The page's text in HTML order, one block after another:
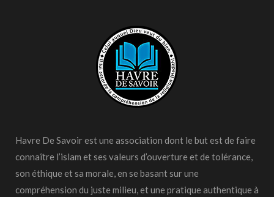
Havre De Savoir est une association dont le but est de faire
connaître l’islam et ses valeurs d’ouverture et de tolérance,
son éthique et sa morale, en se basant sur une
compréhension du juste milieu, et une pratique authentique à